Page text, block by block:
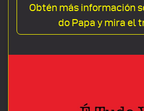
Obtén más información
do Papa y mira el